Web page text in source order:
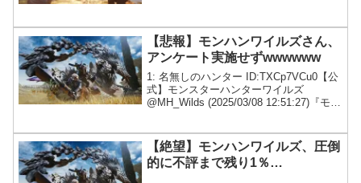
【悲報】モンハンワイルズさん、
アンケート実施せずwwwwww
1: 名無しのハンター ID:TXCp7VCu0【公
式】モンスターハンターワイルズ
@MH_Wilds (2025/03/08 12:51:27)『モン
ジタル壁紙をプレ...
【絶望】モンハンワイルズ、圧倒
的に不評まで残り1％…